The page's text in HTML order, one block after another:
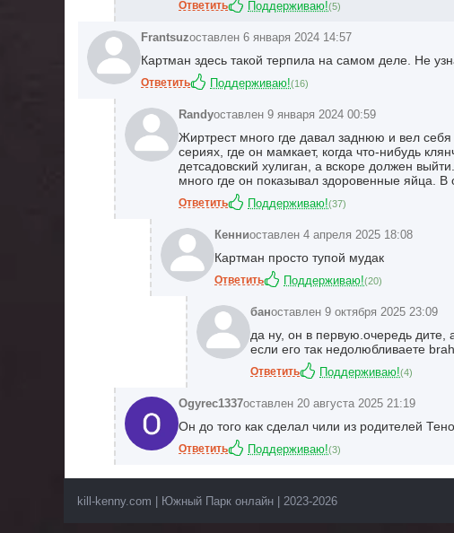
Ответить Поддерживаю!(5)
Frantsuzоставлен 6 января 2024 14:57
Картман здесь такой терпила на самом деле. Не
Ответить Поддерживаю!(16)
Randyоставлен 9 января 2024 00:59
Жиртрест много где давал заднюю и вел себя
сериях, где он мамкает, когда что-нибудь
детсадовский хулиган, а вскоре должен
много где он показывал здоровенные яйца.
Ответить Поддерживаю!(37)
Кенниоставлен 4 апреля 2025 18:08
Картман просто тупой мудак
Ответить Поддерживаю!(20)
баноставлен 9 октября 2025 23:09
да ну, он в первую.очередь
если его так недолюбливаете brah
Ответить Поддерживаю!(4)
Ogyrec1337оставлен 20 августа 2025 21:19
Он до того как сделал чили из родителей
Ответить Поддерживаю!(3)
kill-kenny.com | Южный Парк онлайн | 2023-2026